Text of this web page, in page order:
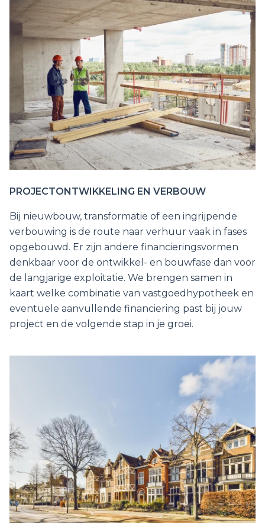
PROJECTONTWIKKELING EN VERBOUW
Bij nieuwbouw, transformatie of een ingrijpende
verbouwing is de route naar verhuur vaak in fases
opgebouwd. Er zijn andere financieringsvormen
denkbaar voor de ontwikkel- en bouwfase dan voor
de langjarige exploitatie. We brengen samen in
kaart welke combinatie van vastgoedhypotheek en
eventuele aanvullende financiering past bij jouw
project en de volgende stap in je groei.